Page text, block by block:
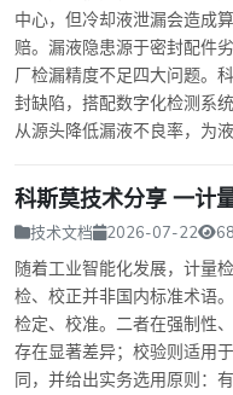
中心，但冷却液泄漏会造成
赔。漏液隐患源于密封配件
厂检漏精度不足四大问题。
封缺陷，搭配数字化检测系
从源头降低漏液不良率，为
科斯莫技术分享 一计
技术文档 2026-07-22 68
随着工业智能化发展，计量
检、校正并非国内标准术语
检定、校准。二者在强制性
存在显著差异；校验则适用
同，并给出实务选用原则：